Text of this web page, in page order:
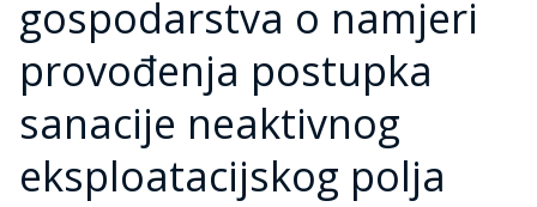
gospodarstva o namjeri
provođenja postupka
sanacije neaktivnog
eksploatacijskog polja